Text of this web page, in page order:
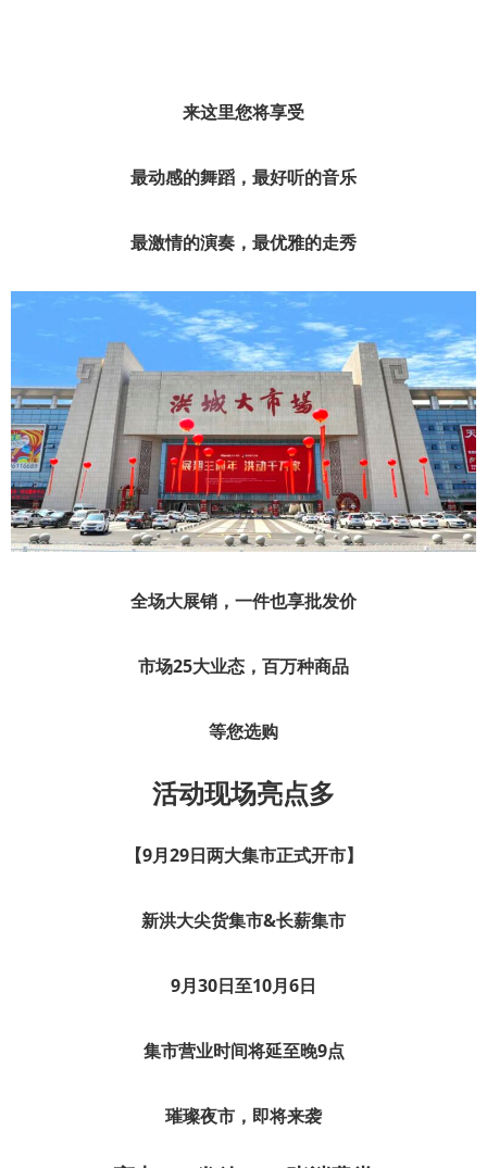
来这里您将享受
最动感的舞蹈，最好听的音乐
最激情的演奏，最优雅的走秀
全场大展销，一件也享批发价
市场25大业态，百万种商品
等您选购
活动现场亮点多
【9月29日两大集市正式开市】
新洪大尖货集市&长薪集市
9月30日至10月6日
集市营业时间将延至晚9点
璀璨夜市，即将来袭